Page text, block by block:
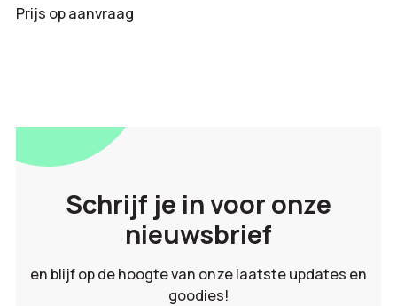
Prijs op aanvraag
Schrijf je in voor onze
nieuwsbrief
en blijf op de hoogte van onze laatste updates en
goodies!